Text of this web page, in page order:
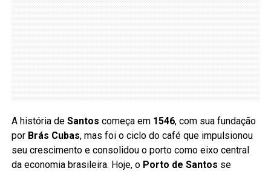
A história de Santos começa em 1546, com sua fundação
por Brás Cubas, mas foi o ciclo do café que impulsionou
seu crescimento e consolidou o porto como eixo central
da economia brasileira. Hoje, o Porto de Santos se